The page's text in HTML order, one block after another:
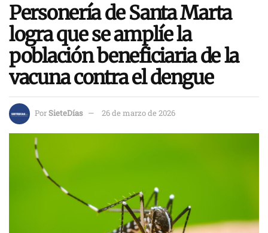
Personería de Santa Marta
logra que se amplíe la
población beneficiaria de la
vacuna contra el dengue
PorSieteDías 26 de marzo de 2026